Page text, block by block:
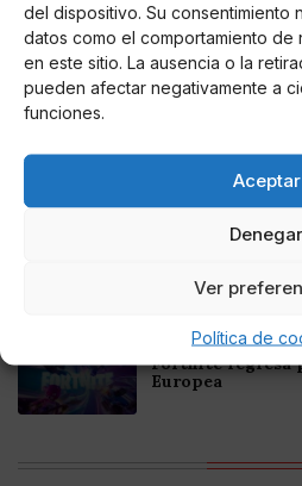
del dispositivo. Su consentimiento
datos como el comportamiento de
en este sitio. La ausencia o la
pueden afectar negativamente a
funciones.
Aceptar
Denegar
Ver
Política de
Online Casino
Mejores Cripto
Colombia 2025:
Mejores Casinos
Online Casino
Entretenimiento
Fortnite regresa
Europea